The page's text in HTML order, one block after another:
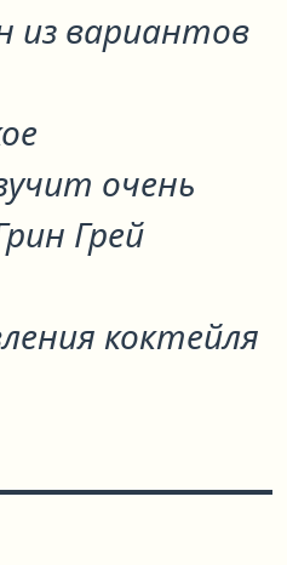
из вариантов
очень
Грей
коктейля